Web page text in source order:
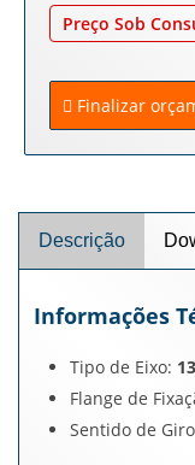
Preço Sob
Finalizar
Descrição
Informações
Tipo de Eixo:
Flange de
Sentido de